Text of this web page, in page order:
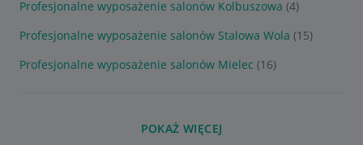
Profesjonalne wyposażenie salonów Kolbuszowa (4)
Profesjonalne wyposażenie salonów Stalowa Wola (15)
Profesjonalne wyposażenie salonów Mielec (16)
POKAŻ WIĘCEJ